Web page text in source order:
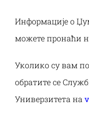
Информације о
можете пронаћи
Уколико су вам
обратите се
Универзитета на